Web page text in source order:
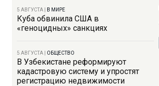
5 АВГУСТА В МИРЕ
Куба обвинила США в
«геноцидных» санкциях
5 АВГУСТА ОБЩЕСТВО
В Узбекистане реформируют
кадастровую систему и упростят
регистрацию недвижимости